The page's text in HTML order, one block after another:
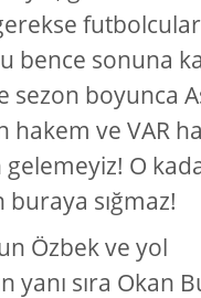
bence sonuna
boyunca
hakem ve VAR
O
buraya sığmaz!
Özbek ve yol
yanı sıra Okan